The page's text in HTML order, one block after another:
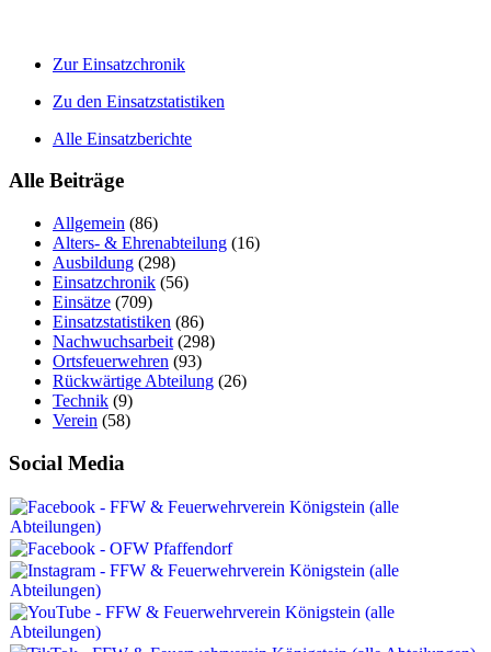
Zur Einsatzchronik
Zu den Einsatzstatistiken
Alle Einsatzberichte
Alle Beiträge
Allgemein (86)
Alters- & Ehrenabteilung (16)
Ausbildung (298)
Einsatzchronik (56)
Einsätze (709)
Einsatzstatistiken (86)
Nachwuchsarbeit (298)
Ortsfeuerwehren (93)
Rückwärtige Abteilung (26)
Technik (9)
Verein (58)
Social Media